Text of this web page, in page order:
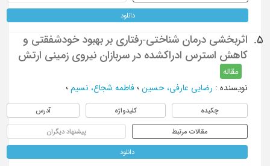
دانلود
5.
اثربخشی درمان شناختی-رفتاری بر بهبود خودشفقتی و
کاهش استرس ادراکشده در سربازان نیروی زمینی ارتش
مقاله
نویسنده: رضایی عارفی، حسین؛ فاطمه شجاع، نسیم؛
چکیده کلیدواژه آدرس
مقالات مرتبط پیشنهاد دیگران
دانلود